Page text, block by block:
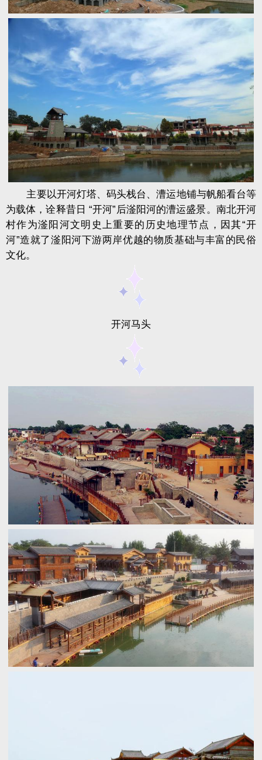
主要以开河灯塔、码头栈台、漕运地铺与帆船看台等
为载体，诠释昔日 “开河”后滏阳河的漕运盛景。南北开河
村作为滏阳河文明史上重要的历史地理节点，因其“开
河”造就了滏阳河下游两岸优越的物质基础与丰富的民俗
文化。
开河马头